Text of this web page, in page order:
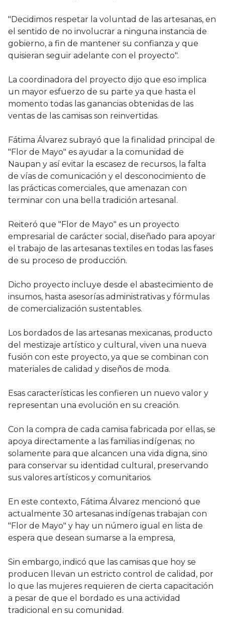
"Decidimos respetar la voluntad de las artesanas, en
el sentido de no involucrar a ninguna instancia de
gobierno, a fin de mantener su confianza y que
quisieran seguir adelante con el proyecto".
La coordinadora del proyecto dijo que eso implica
un mayor esfuerzo de su parte ya que hasta el
momento todas las ganancias obtenidas de las
ventas de las camisas son reinvertidas.
Fátima Álvarez subrayó que la finalidad principal de
"Flor de Mayo" es ayudar a la comunidad de
Naupan y así evitar la escasez de recursos, la falta
de vías de comunicación y el desconocimiento de
las prácticas comerciales, que amenazan con
terminar con una bella tradición artesanal.
Reiteró que "Flor de Mayo" es un proyecto
empresarial de carácter social, diseñado para apoyar
el trabajo de las artesanas textiles en todas las fases
de su proceso de producción.
Dicho proyecto incluye desde el abastecimiento de
insumos, hasta asesorías administrativas y fórmulas
de comercialización sustentables.
Los bordados de las artesanas mexicanas, producto
del mestizaje artístico y cultural, viven una nueva
fusión con este proyecto, ya que se combinan con
materiales de calidad y diseños de moda.
Esas características les confieren un nuevo valor y
representan una evolución en su creación.
Con la compra de cada camisa fabricada por ellas, se
apoya directamente a las familias indígenas; no
solamente para que alcancen una vida digna, sino
para conservar su identidad cultural, preservando
sus valores artísticos y comunitarios.
En este contexto, Fátima Álvarez mencionó que
actualmente 30 artesanas indígenas trabajan con
"Flor de Mayo" y hay un número igual en lista de
espera que desean sumarse a la empresa,
Sin embargo, indicó que las camisas que hoy se
producen llevan un estricto control de calidad, por
lo que las mujeres requieren de cierta capacitación
a pesar de que el bordado es una actividad
tradicional en su comunidad.